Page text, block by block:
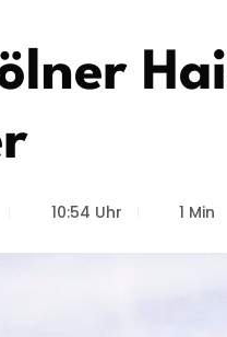
10:54 Uhr 1 Min